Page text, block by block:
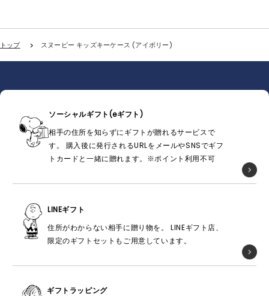
トップ スヌーピー キッズキーケース (アイボリー)
ソーシャルギフト(eギフト)
相手の住所を知らずにギフトが贈れるサービスで
す。 購入後に発行されるURLをメールやSNSでギフ
トカードと一緒に贈れます。※ポイント利用不可
LINEギフト
住所がわからない相手に贈り物を。 LINEギフト店、
限定のギフトセットもご用意しています。
ギフトラッピング